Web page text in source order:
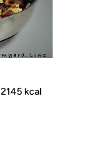
2145 kcal